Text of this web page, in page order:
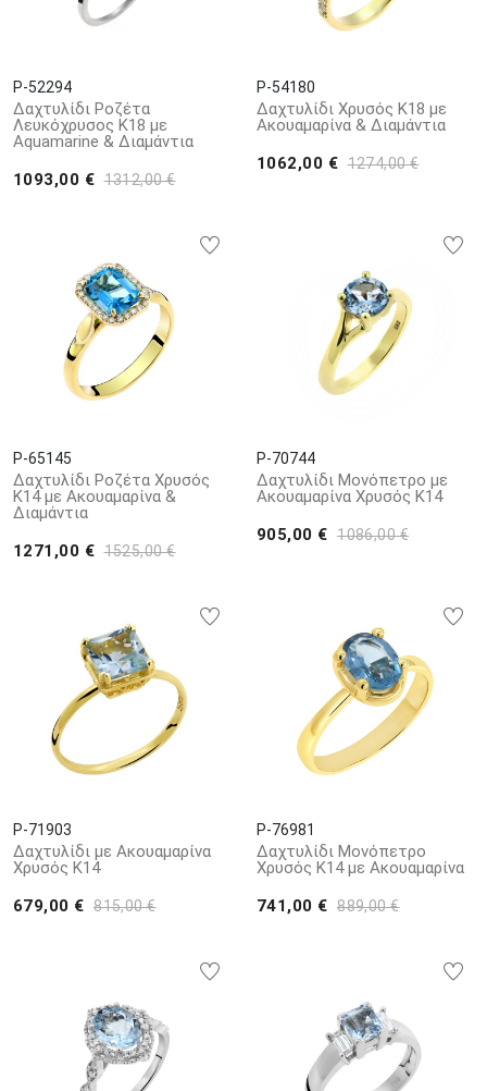
P-52294
Δαχτυλίδι Ροζέτα
Λευκόχρυσος Κ18 με
Aquamarine & Διαμάντια
1093,00 € 1312,00 €
P-54180
Δαχτυλίδι Χρυσός Κ18 με
Ακουαμαρίνα & Διαμάντια
1062,00 € 1274,00 €
P-65145
Δαχτυλίδι Ροζέτα Χρυσός
Κ14 με Ακουαμαρίνα &
Διαμάντια
1271,00 € 1525,00 €
P-70744
Δαχτυλίδι Μονόπετρο με
Ακουαμαρίνα Χρυσός Κ14
905,00 € 1086,00 €
P-71903
Δαχτυλίδι με Ακουαμαρίνα
Χρυσός Κ14
679,00 € 815,00 €
P-76981
Δαχτυλίδι Μονόπετρο
Χρυσός Κ14 με Ακουαμαρίνα
741,00 € 889,00 €